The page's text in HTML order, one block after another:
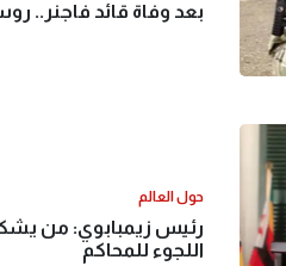
بعد وفاة قائد فاجنر..
حول العالم
رئيس زيمبابوي: من
اللجوء للمحاكم